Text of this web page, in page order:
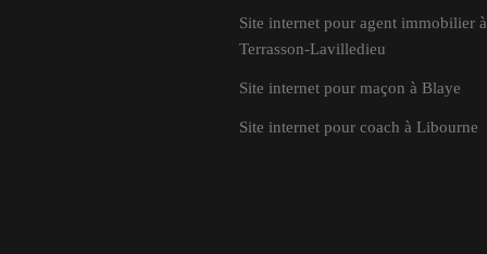
Site internet pour agent immobilier à
Terrasson-Lavilledieu
Site internet pour maçon à Blaye
Site internet pour coach à Libourne